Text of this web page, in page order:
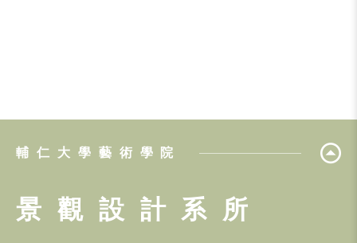
輔仁大學藝術學院
景觀設計系所